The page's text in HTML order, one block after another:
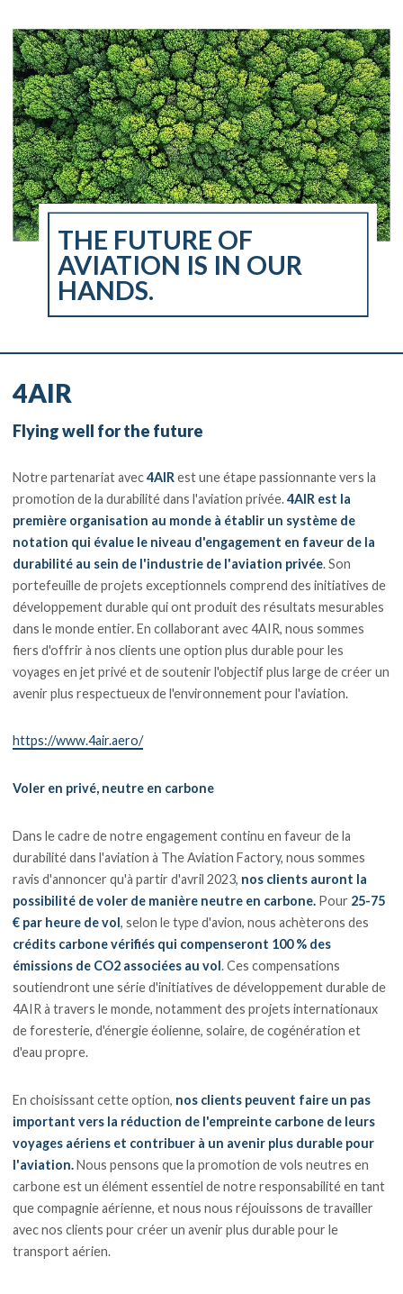
THE FUTURE OF
AVIATION IS IN OUR
HANDS.
4AIR
Flying well for the future
Notre partenariat avec4AIRest une étape passionnante vers la
promotion de la durabilité dans l'aviation privée.4AIR est la
première organisation au monde à établir un système de
notation qui évalue le niveau d'engagement en faveur de la
durabilité au sein de l'industrie de l'aviation privée. Son
portefeuille de projets exceptionnels comprend des initiatives de
développement durable qui ont produit des résultats mesurables
dans le monde entier. En collaborant avec 4AIR, nous sommes
fiers d'offrir à nos clients une option plus durable pour les
voyages en jet privé et de soutenir l'objectif plus large de créer un
avenir plus respectueux de l'environnement pour l'aviation.
https://www.4air.aero/
Voler en privé, neutre en carbone
Dans le cadre de notre engagement continu en faveur de la
durabilité dans l'aviation à The Aviation Factory, nous sommes
ravis d'annoncer qu'à partir d'avril 2023, nos clients auront la
possibilité de voler de manière neutre en carbone. Pour 25-75
€ par heure de vol, selon le type d'avion, nous achèterons des
crédits carbone vérifiés qui compenseront 100 % des
émissions de CO2 associées au vol. Ces compensations
soutiendront une série d'initiatives de développement durable de
4AIR à travers le monde, notamment des projets internationaux
de foresterie, d'énergie éolienne, solaire, de cogénération et
d'eau propre.
En choisissant cette option, nos clients peuvent faire un pas
important vers la réduction de l'empreinte carbone de leurs
voyages aériens et contribuer à un avenir plus durable pour
l'aviation.Nous pensons que la promotion de vols neutres en
carbone est un élément essentiel de notre responsabilité en tant
que compagnie aérienne, et nous nous réjouissons de travailler
avec nos clients pour créer un avenir plus durable pour le
transport aérien.